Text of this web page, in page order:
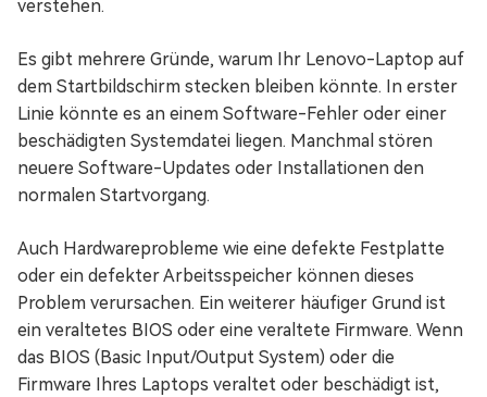
verstehen.
Es gibt mehrere Gründe, warum Ihr Lenovo-Laptop auf
dem Startbildschirm stecken bleiben könnte. In erster
Linie könnte es an einem Software-Fehler oder einer
beschädigten Systemdatei liegen. Manchmal stören
neuere Software-Updates oder Installationen den
normalen Startvorgang.
Auch Hardwareprobleme wie eine defekte Festplatte
oder ein defekter Arbeitsspeicher können dieses
Problem verursachen. Ein weiterer häufiger Grund ist
ein veraltetes BIOS oder eine veraltete Firmware. Wenn
das BIOS (Basic Input/Output System) oder die
Firmware Ihres Laptops veraltet oder beschädigt ist,